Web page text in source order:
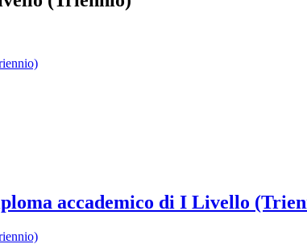
accademico di I Livello